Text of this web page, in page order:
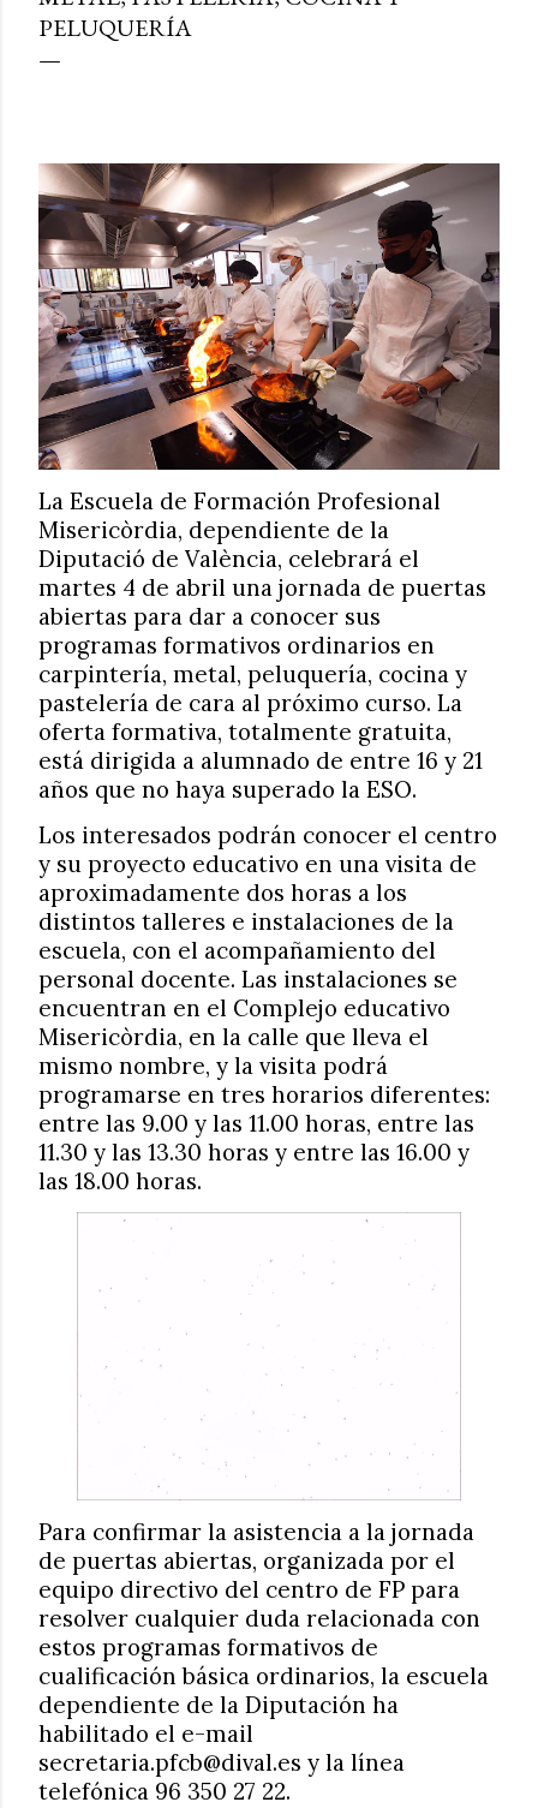
PELUQUERÍA
La Escuela de Formación Profesional
Misericòrdia, dependiente de la
Diputació de València, celebrará el
martes 4 de abril una jornada de puertas
abiertas para dar a conocer sus
programas formativos ordinarios en
carpintería, metal, peluquería, cocina y
pastelería de cara al próximo curso. La
oferta formativa, totalmente gratuita,
está dirigida a alumnado de entre 16 y 21
años que no haya superado la ESO.
Los interesados podrán conocer el centro
y su proyecto educativo en una visita de
aproximadamente dos horas a los
distintos talleres e instalaciones de la
escuela, con el acompañamiento del
personal docente. Las instalaciones se
encuentran en el Complejo educativo
Misericòrdia, en la calle que lleva el
mismo nombre, y la visita podrá
programarse en tres horarios diferentes:
entre las 9.00 y las 11.00 horas, entre las
11.30 y las 13.30 horas y entre las 16.00 y
las 18.00 horas.
Para confirmar la asistencia a la jornada
de puertas abiertas, organizada por el
equipo directivo del centro de FP para
resolver cualquier duda relacionada con
estos programas formativos de
cualificación básica ordinarios, la escuela
dependiente de la Diputación ha
habilitado el e-mail
secretaria.pfcb@dival.es y la línea
telefónica 96 350 27 22.